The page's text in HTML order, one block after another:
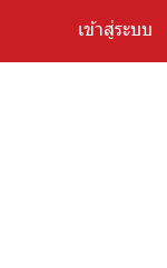
เข้าสู่ระบบ